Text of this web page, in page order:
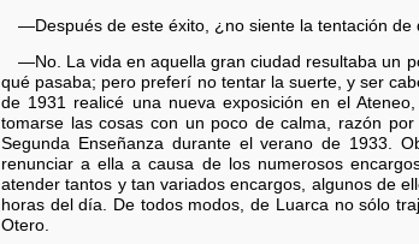
—Después de este éxito, ¿no siente la tentación de
—No. La vida en aquella gran ciudad resultaba un
qué pasaba; pero preferí no tentar la suerte, y ser
de 1931 realicé una nueva exposición en el
tomarse las cosas con un poco de calma, razón
Segunda Enseñanza durante el verano de 1933.
renunciar a ella a causa de los numerosos
atender tantos y tan variados encargos, algunos de
horas del día. De todos modos, de Luarca no sólo
Otero.